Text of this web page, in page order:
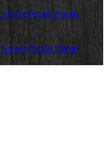
Sweet Potato Potato
Sweet Potato Potato